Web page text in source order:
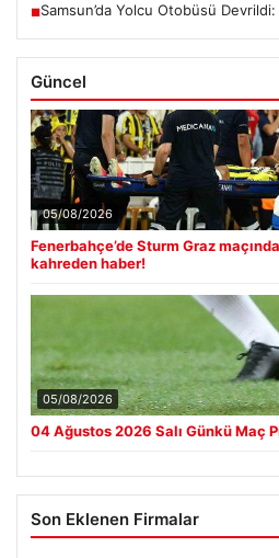
■Samsun’da Yolcu Otobüsü Devrildi:
Güncel
05/08/2026
Fenerbahçe’de Sturm Graz
kahreden haber!
05/08/2026
04 Ağustos 2026 Salı Günkü Maç
Son Eklenen Firmalar